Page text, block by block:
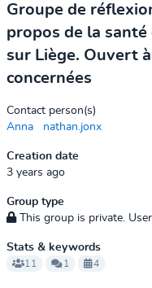
Groupe de
propos de la santé
sur Liège. Ouvert
concernées
Contact person(s)
Anna
nathan.jonx
Creation date
3 years ago
Group type
This group is private.
Stats & keywords
11 1 4